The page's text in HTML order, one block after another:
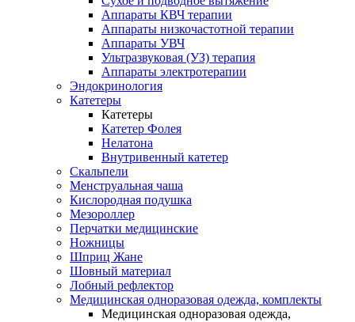
Аппараты КВЧ терапии
Аппараты низкочастотной терапии
Аппараты УВЧ
Ультразвуковая (УЗ) терапия
Аппараты электротерапии
Эндокринология
Катетеры
Катетеры
Катетер Фолея
Нелатона
Внутривенный катетер
Скальпели
Менструальная чаша
Кислородная подушка
Мезороллер
Перчатки медицинские
Ножницы
Шприц Жане
Шовный материал
Лобный рефлектор
Медицинская одноразовая одежда, комплекты
Медицинская одноразовая одежда,